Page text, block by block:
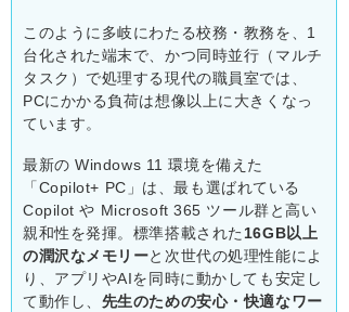
このように多岐にわたる校務・教務を、1
台化された端末で、かつ同時並行（マルチ
タスク）で処理する現代の職員室では、
PCにかかる負荷は想像以上に大きくなっ
ています。
最新の Windows 11 環境を備えた
「Copilot+ PC」は、最も選ばれている
Copilot や Microsoft 365 ツール群と高い
親和性を発揮。標準搭載された 16GB以上
の潤沢なメモリーと次世代の処理性能によ
り、アプリやAIを同時に動かしても安定し
て動作し、 先生のための安心・快適なワー